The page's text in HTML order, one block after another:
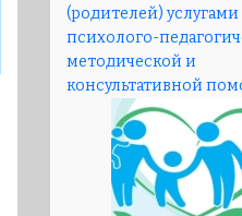
(родителей) услугами
психолого-
методической и
консультативной